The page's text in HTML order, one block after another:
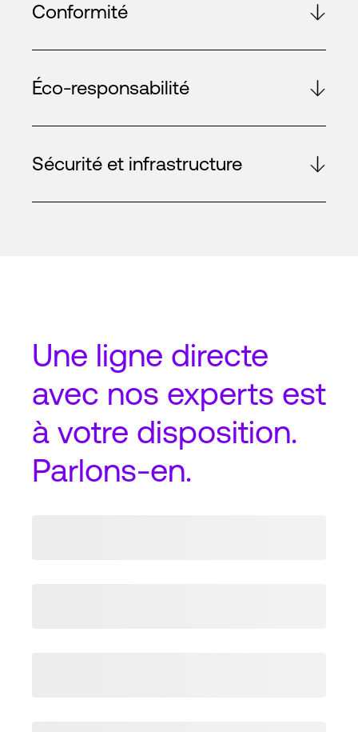
Conformité
Éco-responsabilité
Sécurité et infrastructure
Une ligne directe
avec nos experts est
à votre disposition.
Parlons-en.